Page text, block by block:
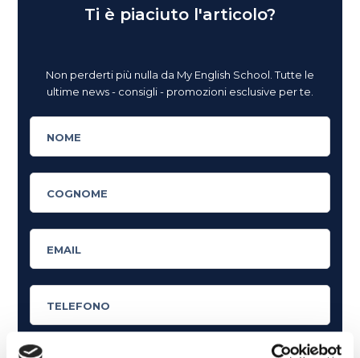
Ti è piaciuto l'articolo?
Non perderti più nulla da My English School. Tutte le
ultime news - consigli - promozioni esclusive per te.